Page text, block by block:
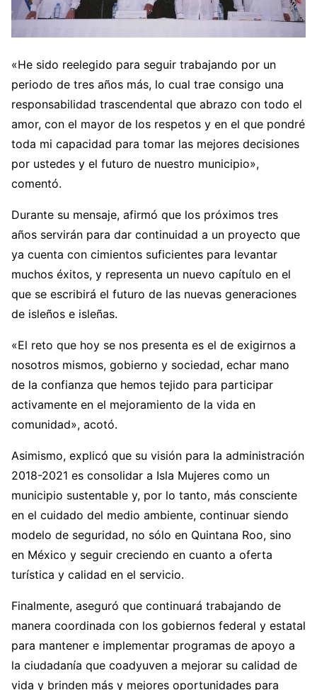
«He sido reelegido para seguir trabajando por un
periodo de tres años más, lo cual trae consigo una
responsabilidad trascendental que abrazo con todo el
amor, con el mayor de los respetos y en el que pondré
toda mi capacidad para tomar las mejores decisiones
por ustedes y el futuro de nuestro municipio»,
comentó.
Durante su mensaje, afirmó que los próximos tres
años servirán para dar continuidad a un proyecto que
ya cuenta con cimientos suficientes para levantar
muchos éxitos, y representa un nuevo capítulo en el
que se escribirá el futuro de las nuevas generaciones
de isleños e isleñas.
«El reto que hoy se nos presenta es el de exigirnos a
nosotros mismos, gobierno y sociedad, echar mano
de la confianza que hemos tejido para participar
activamente en el mejoramiento de la vida en
comunidad», acotó.
Asimismo, explicó que su visión para la administración
2018-2021 es consolidar a Isla Mujeres como un
municipio sustentable y, por lo tanto, más consciente
en el cuidado del medio ambiente, continuar siendo
modelo de seguridad, no sólo en Quintana Roo, sino
en México y seguir creciendo en cuanto a oferta
turística y calidad en el servicio.
Finalmente, aseguró que continuará trabajando de
manera coordinada con los gobiernos federal y estatal
para mantener e implementar programas de apoyo a
la ciudadanía que coadyuven a mejorar su calidad de
vida y brinden más y mejores oportunidades para